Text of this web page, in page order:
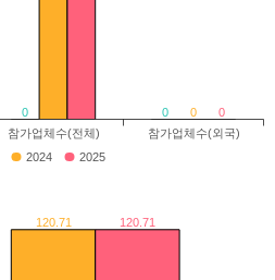
0 0 0 0
참가업체수(전체) 참가업체수(외국)
2024 2025
120.71 120.71